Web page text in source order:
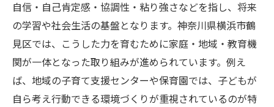
非認知能力強化へ導く公文式の学び方とは
公文式で得られる幼児の自己肯定感の変化
幼児の意欲を引き出す公文式の実践ポイン
ト
鶴見区の子育て支援で自信を伸ばす方法
自信・自己肯定感・協調性・粘り強さなどを指し、将来
の学習や社会生活の基盤となります。神奈川県横浜市鶴
見区では、こうした力を育むために家庭・地域・教育機
関が一体となった取り組みが進められています。例え
ば、地域の子育て支援センターや保育園では、子どもが
自ら考え行動できる環境づくりが重視されているのが特